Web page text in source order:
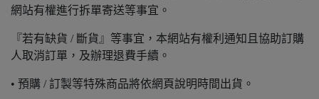
網站有權進行拆單寄送等事宜。
『若有缺貨 / 斷貨』等事宜，本網站有權利通知且協助訂購
人取消訂單，及辦理退費手續。
• 預購 / 訂製等特殊商品將依網頁說明時間出貨。